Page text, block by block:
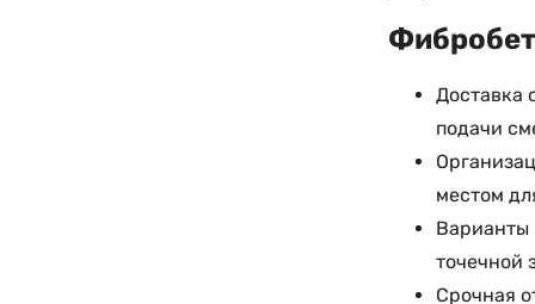
Доставка
подачи
местом
Варианты
точечной
Срочная